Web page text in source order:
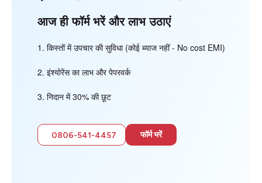
आज ही फॉर्म भरें और लाभ उठाएं
किस्तों में उपचार की सुविधा (कोई ब्याज नहीं - No cost EMI)
इंश्योरेंस का लाभ और पेपरवर्क
निदान में 30% की छूट
0806-541-4457 फॉर्म भरें